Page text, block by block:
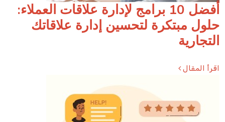
أفضل 10 برامج لإدارة علاقات العملاء:
حلول مبتكرة لتحسين إدارة علاقاتك
التجارية
اقرأ المقال